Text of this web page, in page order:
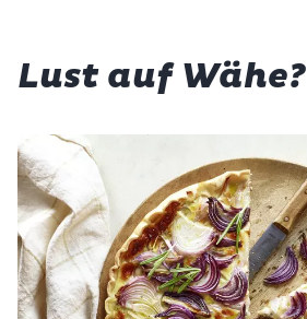
Lust auf Wähe?